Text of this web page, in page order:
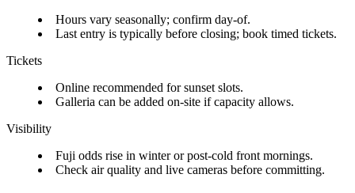
Hours vary seasonally; confirm day-of.
Last entry is typically before closing; book timed tickets.
Tickets
Online recommended for sunset slots.
Galleria can be added on-site if capacity allows.
Visibility
Fuji odds rise in winter or post-cold front mornings.
Check air quality and live cameras before committing.